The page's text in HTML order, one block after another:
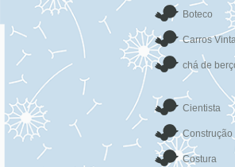
Boteco
Carros
chá de
Cientista
Construção
Costura